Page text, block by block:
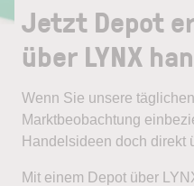
Jetzt Depot
über LYNX
Wenn Sie unsere
Marktbeobachtung
Handelsideen doch direkt
Mit einem Depot über